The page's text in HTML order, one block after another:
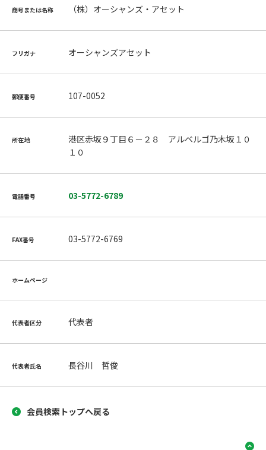
商号または名称 （株）オーシャンズ・アセット
フリガナ オーシャンズアセット
郵便番号 107-0052
所在地
港区赤坂９丁目６－２８ アルベルゴ乃木坂１０
１０
電話番号 03-5772-6789
FAX番号 03-5772-6769
ホームページ
代表者区分 代表者
代表者氏名 長谷川 哲俊
会員検索トップへ戻る